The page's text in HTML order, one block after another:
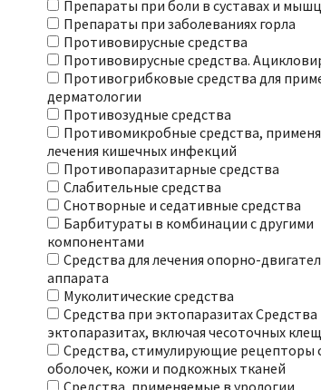
Препараты при боли в суставах и
Препараты при заболеваниях горла
Противовирусные средства
Противовирусные средства.
Противогрибковые средства для
дерматологии
Противозудные средства
Противомикробные средства,
лечения кишечных инфекций
Противопаразитарные средства
Слабительные средства
Снотворные и седативные средства
Барбитураты в комбинации с другими
компонентами
Средства для лечения опорно-
аппарата
Муколитические средства
Средства при эктопаразитах Средства
эктопаразитах, включая чесоточных
Средства, стимулирующие рецепторы
оболочек, кожи и подкожных тканей
Средства, применяемые в урологии